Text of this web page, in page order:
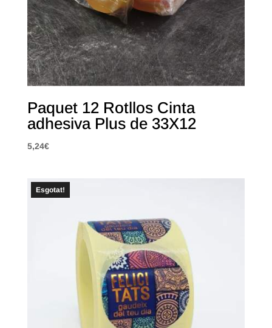
Paquet 12 Rotllos Cinta
adhesiva Plus de 33X12
5,24€
Esgotat!